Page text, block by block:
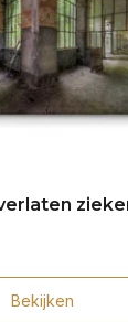
Bekijken